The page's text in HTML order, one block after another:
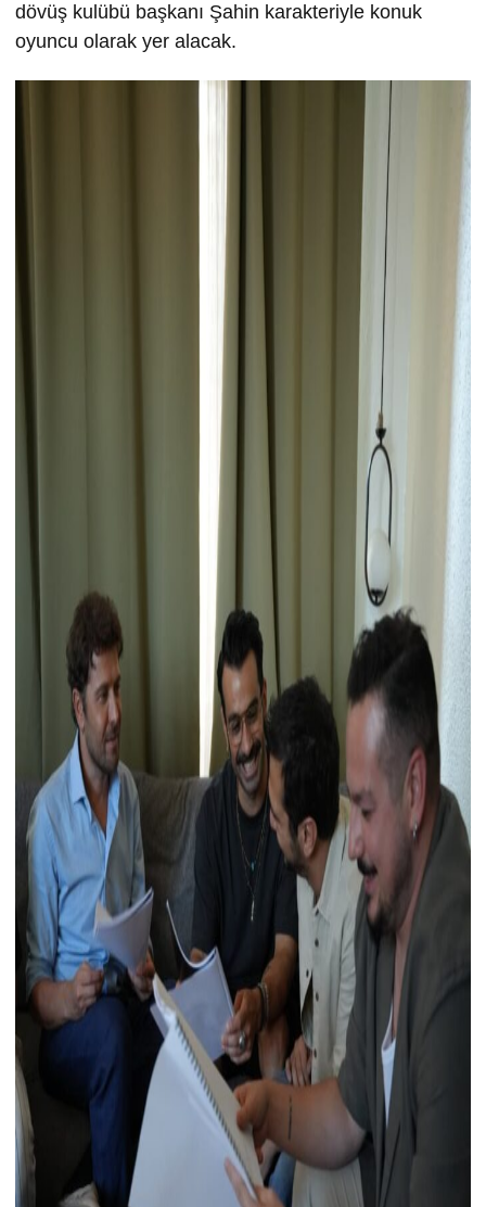
dövüş kulübü başkanı Şahin karakteriyle konuk
oyuncu olarak yer alacak.